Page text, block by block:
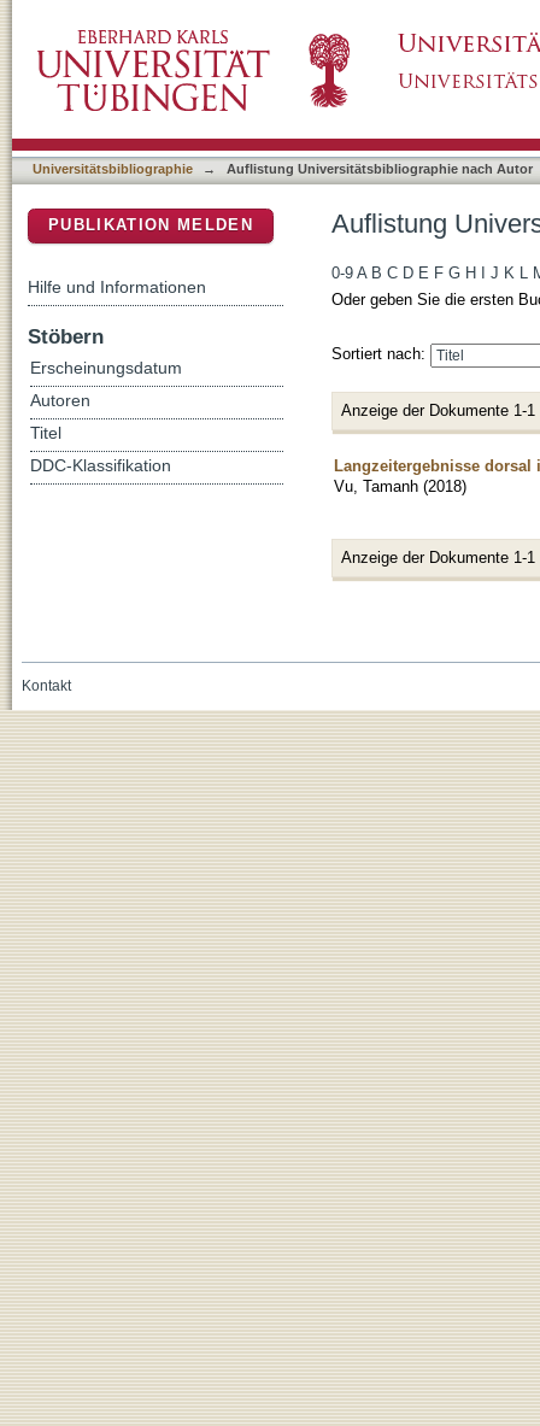
Universitätsbibliographie → Auflistung Universitätsbibliographie nach Autor
Auflistung
0-9 A B C D E F G H J K L
Oder geben Sie die ersten
Sortiert nach:
Anzeige der Dokumente 1-1
Langzeitergebnisse dorsal
Vu, Tamanh (2018)
Anzeige der Dokumente 1-1
PUBLIKATION MELDEN
Hilfe und Informationen
Stöbern
Erscheinungsdatum
Autoren
Titel
DDC-Klassifikation
Kontakt